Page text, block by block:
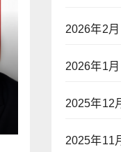
2026年2月
2026年1月
2025年12
2025年11